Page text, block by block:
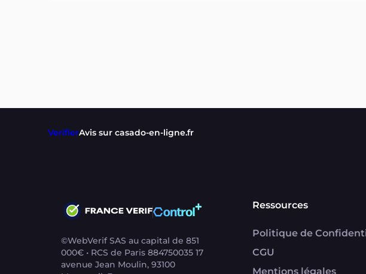
VerifierAvis sur casado-en-ligne.fr
©WebVerif SAS au capital de 851
000€ • RCS de Paris 884750035 17
avenue Jean Moulin, 93100
Ressources
Politique de
CGU
Mentions légales